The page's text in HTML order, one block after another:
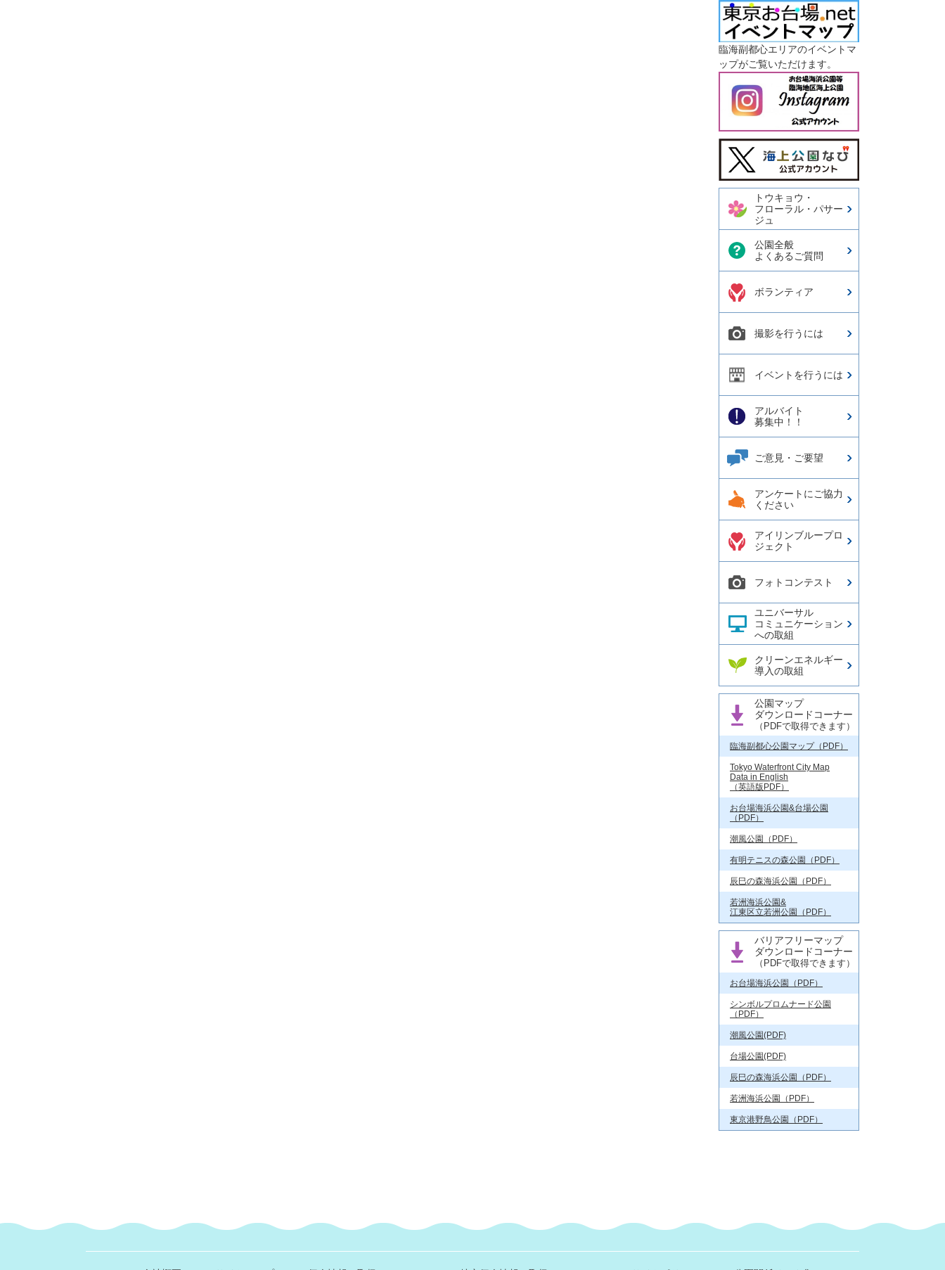
臨海副都心エリアのイベントマ
ップがご覧いただけます。
今日の東京港埠頭㈱【公式
X】
トウキョウ・
フローラル・パサー
ジュ
公園全般
よくあるご質問
ボランティア
撮影を行うには
イベントを行うには
アルバイト
募集中！！
ご意見・ご要望
アンケートにご協力
ください
アイリンブループロ
ジェクト
フォトコンテスト
ユニバーサル
コミュニケーション
への取組
クリーンエネルギー
導入の取組
公園マップ
ダウンロードコーナー
（PDFで取得できます）
臨海副都心公園マップ（PDF）
Tokyo Waterfront City Map
Data in English
（英語版PDF）
お台場海浜公園&台場公園
（PDF）
潮風公園（PDF）
有明テニスの森公園（PDF）
辰巳の森海浜公園（PDF）
若洲海浜公園&
江東区立若洲公園（PDF）
バリアフリーマップ
ダウンロードコーナー
（PDFで取得できます）
お台場海浜公園（PDF）
シンボルプロムナード公園
（PDF）
潮風公園(PDF)
台場公園(PDF)
辰巳の森海浜公園（PDF）
若洲海浜公園（PDF）
東京港野鳥公園（PDF）